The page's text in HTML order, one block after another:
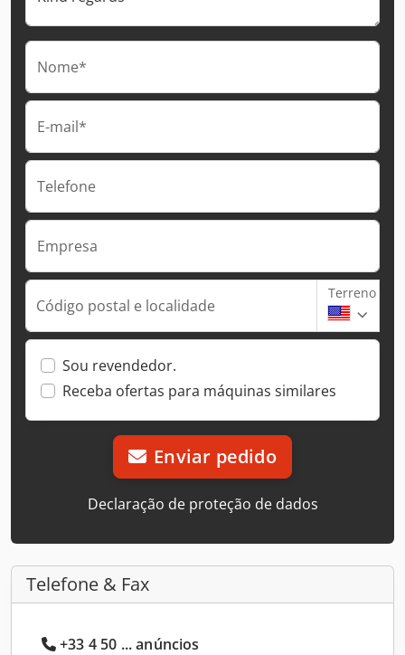
Nome*
E-mail*
Telefone
Empresa
Código postal e localidade
Terreno
Sou revendedor.
Receba ofertas para máquinas similares
Enviar pedido
Declaração de proteção de dados
Telefone & Fax
+33 4 50 ... anúncios